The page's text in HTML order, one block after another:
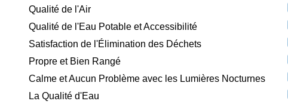
Qualité de l'Air
Qualité de l'Eau Potable et Accessibilité
Satisfaction de l'Élimination des Déchets
Propre et Bien Rangé
Calme et Aucun Problème avec les Lumières Nocturnes
La Qualité d'Eau